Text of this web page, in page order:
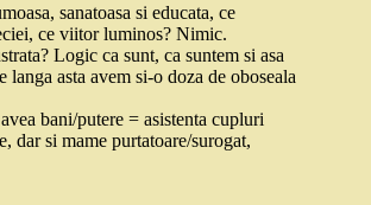
sanatoasa si educata, ce
ce viitor luminos? Nimic.
Logic ca sunt, ca suntem si asa
langa asta avem si-o doza de oboseala
bani/putere = asistenta cupluri
dar si mame purtatoare/surogat,